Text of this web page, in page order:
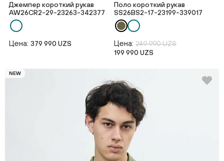
Джемпер короткий рукав
AW26CR2-29-23263-342377
Цена: 379 990 UZS
Поло короткий рукав
SS26BS2-17-23199-339017
Цена: 249 990 UZS
199 990 UZS
NEW